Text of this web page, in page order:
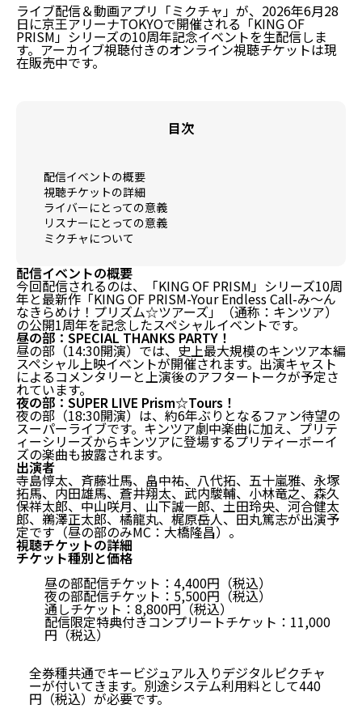
ライブ配信＆動画アプリ「ミクチャ」が、2026年6月28
日に京王アリーナTOKYOで開催される「KING OF
PRISM」シリーズの10周年記念イベントを生配信しま
す。アーカイブ視聴付きのオンライン視聴チケットは現
在販売中です。
目次
配信イベントの概要
視聴チケットの詳細
ライバーにとっての意義
リスナーにとっての意義
ミクチャについて
配信イベントの概要
今回配信されるのは、「KING OF PRISM」シリーズ10周
年と最新作「KING OF PRISM-Your Endless Call-み～ん
なきらめけ！プリズム☆ツアーズ」（通称：キンツア）
の公開1周年を記念したスペシャルイベントです。
昼の部：SPECIAL THANKS PARTY！
昼の部（14:30開演）では、史上最大規模のキンツア本編
スペシャル上映イベントが開催されます。出演キャスト
によるコメンタリーと上演後のアフタートークが予定さ
れています。
夜の部：SUPER LIVE Prism☆Tours！
夜の部（18:30開演）は、約6年ぶりとなるファン待望の
スーパーライブです。キンツア劇中楽曲に加え、プリテ
ィーシリーズからキンツアに登場するプリティーボーイ
ズの楽曲も披露されます。
出演者
寺島惇太、斉藤壮馬、畠中祐、八代拓、五十嵐雅、永塚
拓馬、内田雄馬、蒼井翔太、武内駿輔、小林竜之、森久
保祥太郎、中山咲月、山下誠一郎、土田玲央、河合健太
郎、鵜澤正太郎、橘龍丸、梶原岳人、田丸篤志が出演予
定です（昼の部のみMC：大橋隆昌）。
視聴チケットの詳細
チケット種別と価格
昼の部配信チケット：4,400円（税込）
夜の部配信チケット：5,500円（税込）
通しチケット：8,800円（税込）
配信限定特典付きコンプリートチケット：11,000
円（税込）
全券種共通でキービジュアル入りデジタルピクチャ
ーが付いてきます。別途システム利用料として440
円（税込）が必要です。